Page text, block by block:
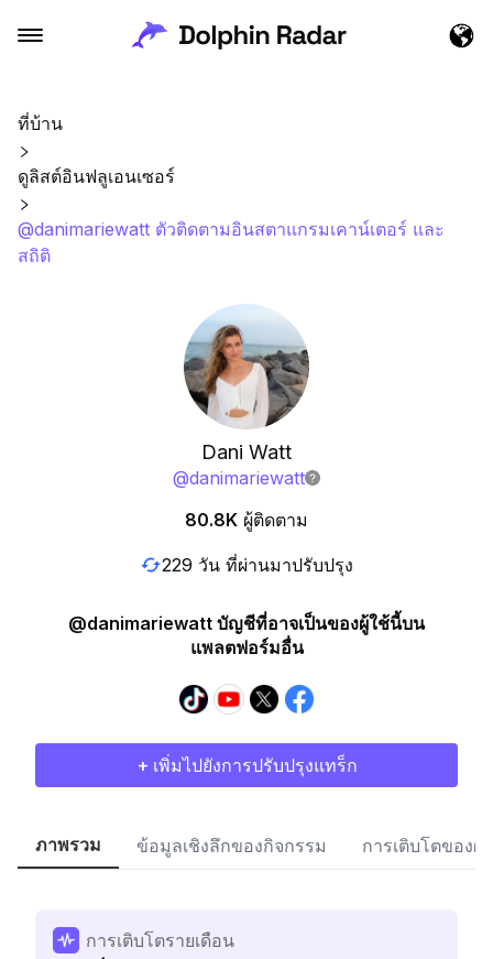
ที่บ้าน
ดูลิสต์อินฟลูเอนเซอร์
@danimariewatt ตัวติดตามอินสตาแกรมเคาน์เตอร์ และ
สถิติ
Dani Watt
@danimariewatt
80.8K ผู้ติดตาม
229 วัน ที่ผ่านมาปรับปรุง
@danimariewatt บัญชีที่อาจเป็นของผู้ใช้นี้บน
แพลตฟอร์มอื่น
+ เพิ่มไปยังการปรับปรุงแทร็ก
ภาพรวม ข้อมูลเชิงลึกของกิจกรรม การเติบโตของผู้
การเติบโตรายเดือน